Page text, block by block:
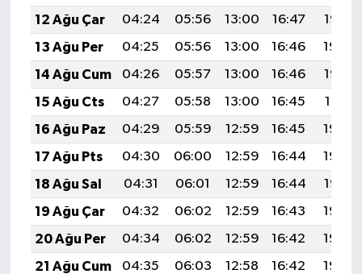
12 Ağu Çar
04:24 05:56 13:00 16:47
19:55
13 Ağu Per
04:25 05:56 13:00 16:46
19:54
14 Ağu Cum
04:26 05:57 13:00 16:46
19:52
15 Ağu Cts
04:27 05:58 13:00 16:45
19:51
16 Ağu Paz
04:29 05:59 12:59 16:45
19:50
17 Ağu Pts
04:30 06:00 12:59 16:44
19:49
18 Ağu Sal
04:31 06:01 12:59 16:44
19:47
19 Ağu Çar
04:32 06:02 12:59 16:43
19:46
20 Ağu Per
04:34 06:02 12:59 16:42
19:45
21 Ağu Cum
04:35 06:03 12:58 16:42
19:43